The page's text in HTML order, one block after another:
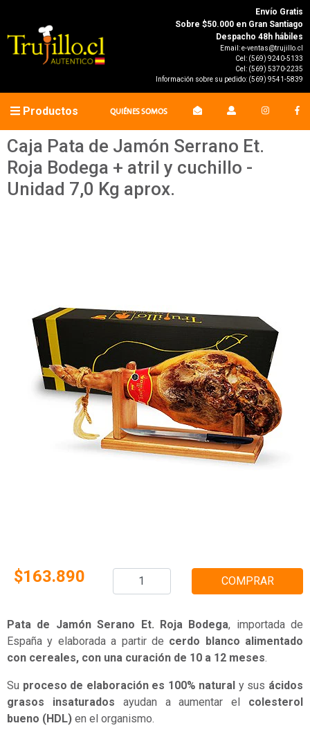
Envío Gratis
Sobre $50.000 en Gran Santiago
Despacho 48h hábiles
Email:e-ventas@trujillo.cl
Cel: (569) 9240-5133
Cel: (569) 5370-2235
Información sobre su pedido: (569) 9541-5839
Productos QUIÉNES SOMOS
Caja Pata de Jamón Serrano Et.
Roja Bodega + atril y cuchillo -
Unidad 7,0 Kg aprox.
$163.890 COMPRAR
Pata de Jamón Serano Et. Roja Bodega, importada de
España y elaborada a partir de cerdo blanco alimentado
con cereales, con una curación de 10 a 12 meses.
Su proceso de elaboración es 100% natural y sus ácidos
grasos insaturados ayudan a aumentar el colesterol
bueno (HDL) en el organismo.